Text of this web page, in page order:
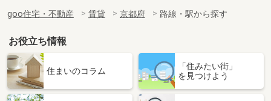
goo住宅・不動産 賃貸 京都府 路線・駅から探す
お役立ち情報
住まいのコラム
「住みたい街」
を見つけよう